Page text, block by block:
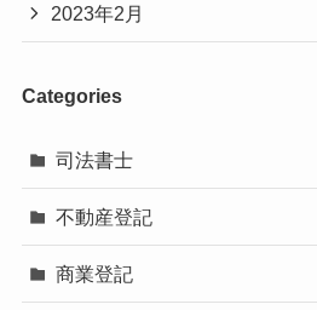
2023年2月
Categories
司法書士
不動産登記
商業登記